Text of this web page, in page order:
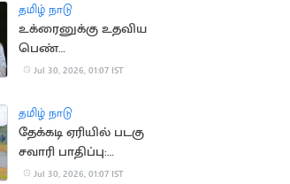
தமிழ் நாடு
உக்ரைனுக்கு உதவிய
பெண்
பத்திரிகையாளருக்கு 12
தண்டனை
Jul 30, 2026, 01:07 IST
தமிழ் நாடு
தேக்கடி ஏரியில் படகு
சவாரி பாதிப்பு:
சுற்றுலாப் பயணிகள்
Jul 30, 2026, 01:07 IST